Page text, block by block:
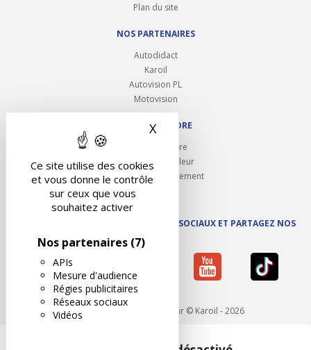
Ce site utilise des cookies
et vous donne le contrôle
sur ceux que vous
souhaitez activer
Nos partenaires (7)
APIs
Mesure d'audience
Régies publicitaires
Réseaux sociaux
Vidéos
X Masquer le bandeau des
Plan du site
NOS PARTENAIRES
Autodidact
Karoil
Autovision PL
Motovision
NOUS REJOINDRE
Ouvrir un centre
Devenez contrôleur
Carrières et recrutement
SUIVEZ AUTOVISION SUR LES RÉSEAUX SOCIAUX ET PARTAGEZ NOS
ACTUS
Mentions légales - Réalisé par © Karoil - 2026